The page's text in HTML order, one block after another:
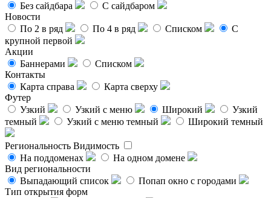
Без сайдбара
С сайдбаром
Новости
По 2 в ряд
По 4 в ряд Списком
С
крупной первой
Акции
Баннерами
Списком
Контакты
Карта справа
Карта сверху
Футер
Узкий
Узкий с меню Широкий
Узкий
темный
Узкий с меню темный Широкий темный
Региональность Видимость
На поддоменах
На одном домене
Вид региональности
Выпадающий список
Попап окно с городами
Тип открытия форм